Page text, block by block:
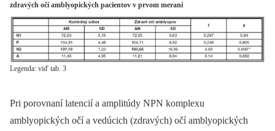
zdravých očí amblyopických pacientov v prvom meraní
Legenda: viď tab. 3
Pri porovnaní latencií a amplitúdy NPN komplexu
amblyopických očí a vedúcich (zdravých) očí amblyopických